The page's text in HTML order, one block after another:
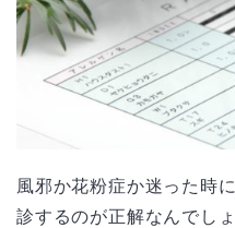
風邪か花粉症か迷った時
診するのが正解なんでし